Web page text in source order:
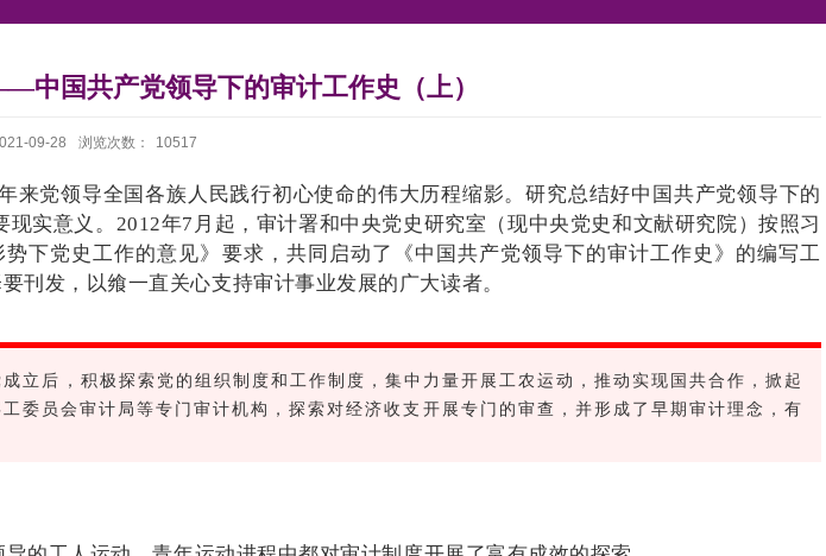
中国共产党领导下的审计工作史（上）
09-28 浏览次数： 10517
来党领导全国各族人民践行初心使命的伟大历程缩影。研究总结好中国共产党领导下的
实意义。 2012年7月起，审计署和中央党史研究室（现中央党史和文献研究院）按照习
下党史工作的意见》要求，共同启动了《中国共产党领导下的审计工作史》的编写工
刊发，以飨一直关心支持审计事业发展的广大读者。
后，积极探索党的组织制度和工作制度，集中力量开展工农运动，推动实现国共合作，掀起
委员会审计局等专门审计机构，探索对经济收支开展专门的审查，并形成了早期审计理念，有